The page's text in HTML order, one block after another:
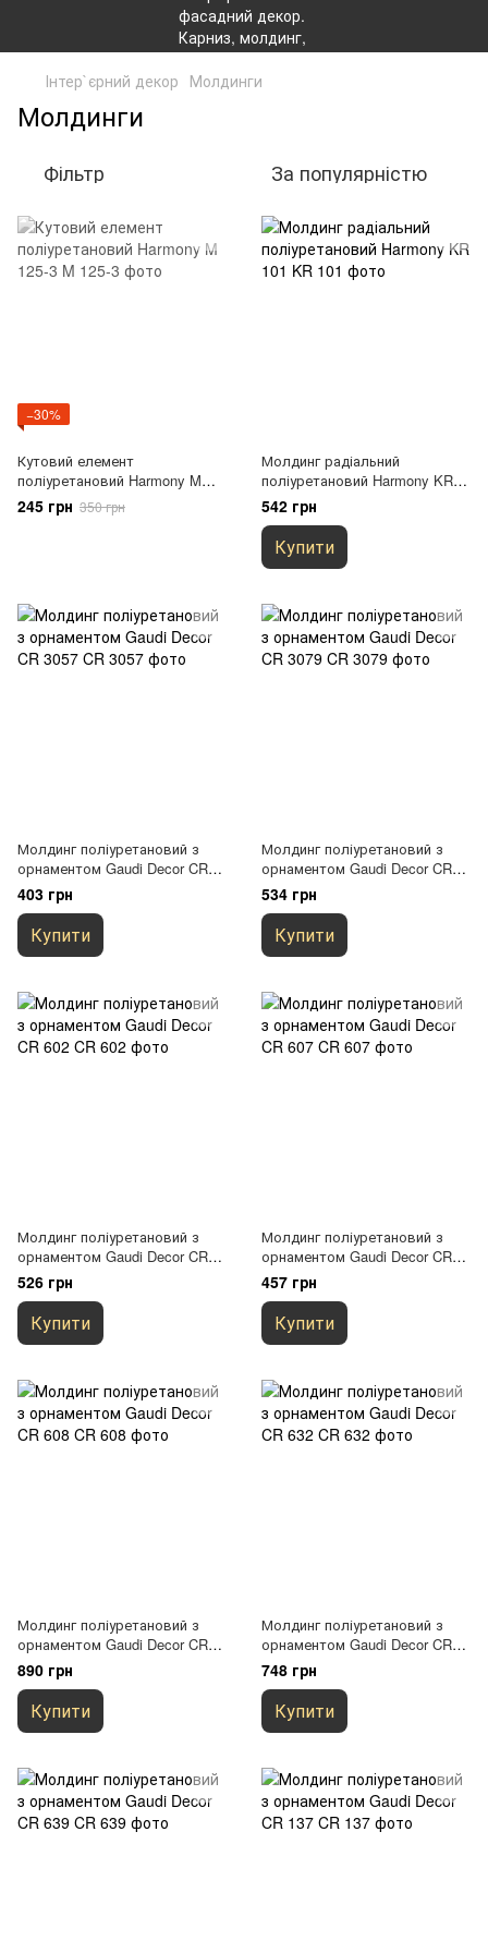
Інтер`єрний декор Молдинги
Молдинги
Фільтр За популярністю
−30%
Кутовий елемент
поліуретановий Harmony M
125-3
245 грн 350 грн
Молдинг радіальний
поліуретановий Harmony KR
101
542 грн
Купити
Молдинг поліуретановий з
орнаментом Gaudi Decor CR
3057
403 грн
Купити
Молдинг поліуретановий з
орнаментом Gaudi Decor CR
3079
534 грн
Купити
Молдинг поліуретановий з
орнаментом Gaudi Decor CR
602
526 грн
Купити
Молдинг поліуретановий з
орнаментом Gaudi Decor CR
607
457 грн
Купити
Молдинг поліуретановий з
орнаментом Gaudi Decor CR
608
890 грн
Купити
Молдинг поліуретановий з
орнаментом Gaudi Decor CR
632
748 грн
Купити